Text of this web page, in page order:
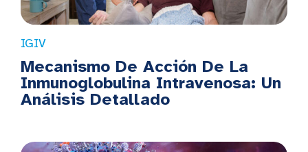
IGIV
Mecanismo De Acción De La
Inmunoglobulina Intravenosa: Un
Análisis Detallado